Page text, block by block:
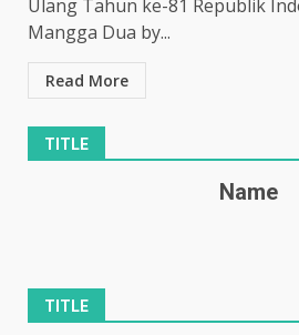
Ulang Tahun ke-81 Republik
Mangga Dua by...
Read More
TITLE
Name
TITLE